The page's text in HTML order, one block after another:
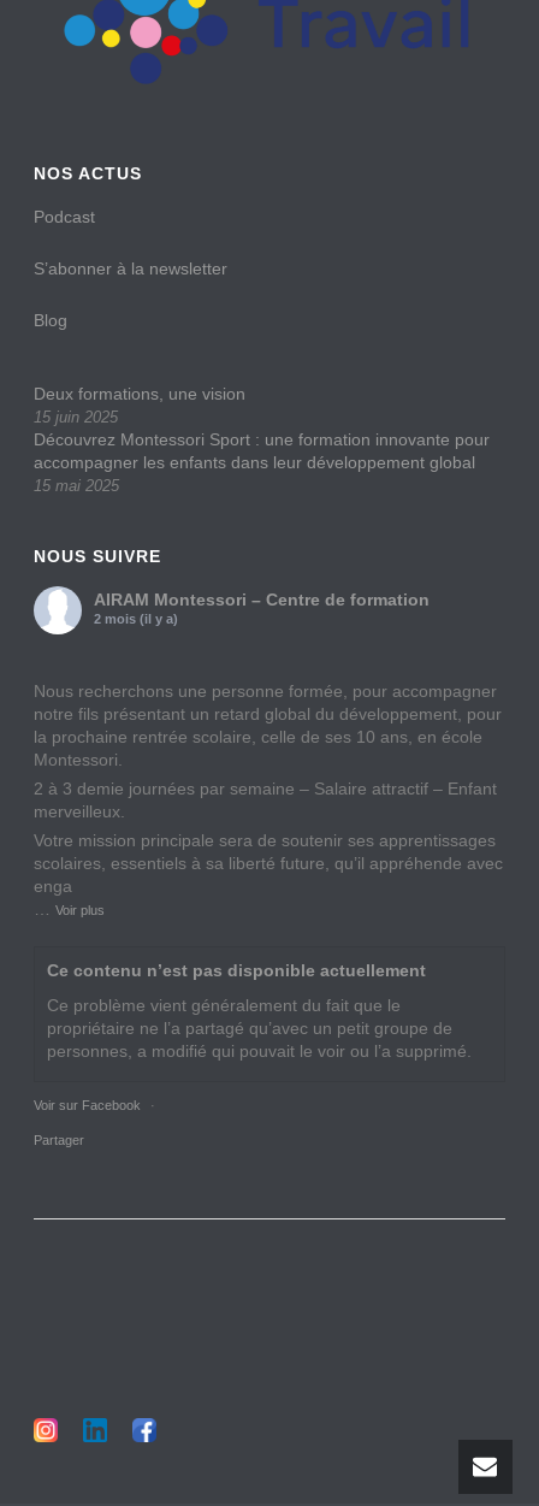
NOS ACTUS
Podcast
S’abonner à la newsletter
Blog
Deux formations, une vision
15 juin 2025
Découvrez Montessori Sport : une formation innovante pour
accompagner les enfants dans leur développement global
15 mai 2025
NOUS SUIVRE
AIRAM Montessori – Centre de formation
2 mois (il y a)
Nous recherchons une personne formée, pour accompagner
notre fils présentant un retard global du développement, pour
la prochaine rentrée scolaire, celle de ses 10 ans, en école
Montessori.
2 à 3 demie journées par semaine – Salaire attractif – Enfant
merveilleux.
Votre mission principale sera de soutenir ses apprentissages
scolaires, essentiels à sa liberté future, qu’il appréhende avec
enga
…Voir plus
Ce contenu n’est pas disponible actuellement
Ce problème vient généralement du fait que le
propriétaire ne l’a partagé qu’avec un petit groupe de
personnes, a modifié qui pouvait le voir ou l’a supprimé.
Voir sur Facebook ·
Partager